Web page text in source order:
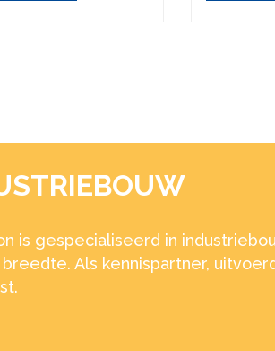
met water zit in ons DNA. We
projecten voor
en filtergebouwen tot de